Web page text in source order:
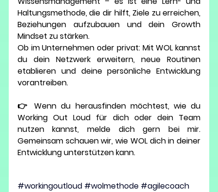
Haltungsmethode, die dir hilft, Ziele zu erreichen,
Beziehungen aufzubauen und dein Growth
Mindset zu stärken.
Ob im Unternehmen oder privat: Mit WOL kannst
du dein Netzwerk erweitern, neue Routinen
etablieren und deine persönliche Entwicklung
vorantreiben.
Working Out Loud für dich oder dein Team
nutzen kannst, melde dich gern bei mir.
Gemeinsam schauen wir, wie WOL dich in deiner
Entwicklung unterstützen kann.
#workingoutloud #wolmethode #agilecoach